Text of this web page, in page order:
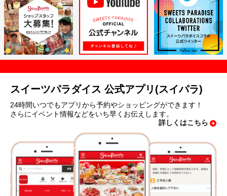
スイーツパラダイス 公式アプリ(スイパラ)
24時間いつでもアプリから予約やショッピングができます！
さらにイベント情報などをいち早くお伝えします。
詳しくはこちら